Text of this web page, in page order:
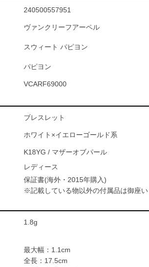
240500557951
ヴァンクリーフアーペル
スウィート パピヨン
パピヨン
VCARF69000
ブレスレット
ホワイト×イエローゴールド系
K18YG / マザーオブパール
レディース
保証書(海外・2015年購入)
※記載している物以外の付属品は御座
1.8g
最大幅：1.1cm
全長：17.5cm